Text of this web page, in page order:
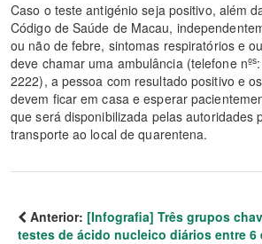
Caso o teste antigénio seja positivo, além
Código de Saúde de Macau,
ou não de febre, sintomas respiratórios e
deve chamar uma ambulância (telefone nºs
2222), a pessoa com resultado positivo e
devem ficar em casa e esperar
que será disponibilizada pelas autoridades
transporte ao local de quarentena.
Anterior: [Infografia] Três grupos
testes de ácido nucleico diários entre 6